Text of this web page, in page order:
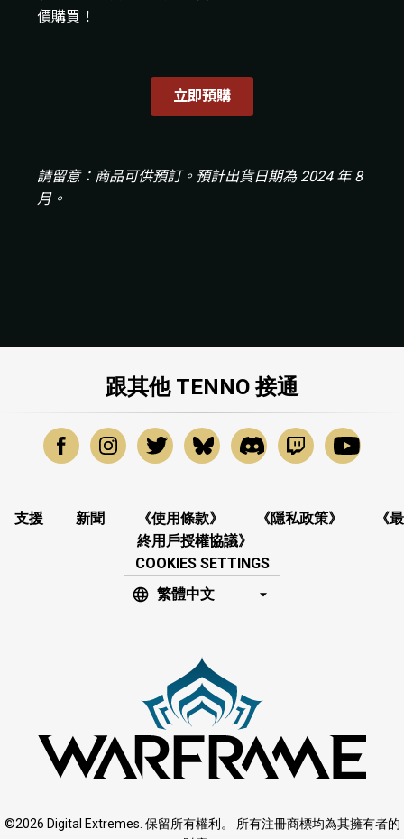
價購買！
立即預購
請留意：商品可供預訂。預計出貨日期為 2024 年 8
月。
跟其他 TENNO 接通
支援 新聞 《使用條款》 《隱私政策》
《最
終用戶授權協議》
COOKIES SETTINGS
繁體中文
©2026 Digital Extremes. 保留所有權利。 所有注冊商標均為其擁有者的